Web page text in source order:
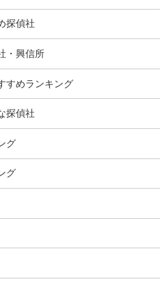
探偵社
・興信所
すめランキング
探偵社
グ
グ